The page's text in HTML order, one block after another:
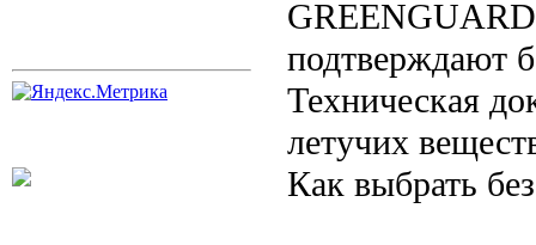
подтверждают
Техническая
летучих
Как выбрать